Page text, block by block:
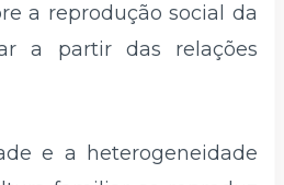
a reprodução social da
a partir das relações
e a heterogeneidade